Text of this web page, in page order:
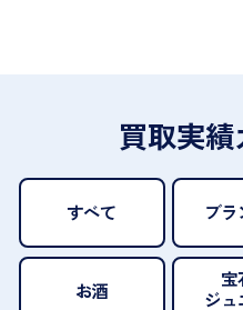
買取実
すべて ブラ
お酒
宝
ジュ